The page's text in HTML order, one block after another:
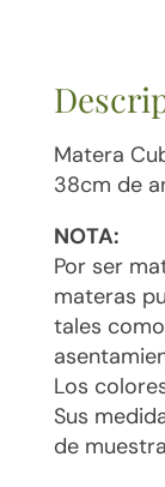
Matera
38cm de
NOTA:
Por ser
materas
tales
Los
Sus
de